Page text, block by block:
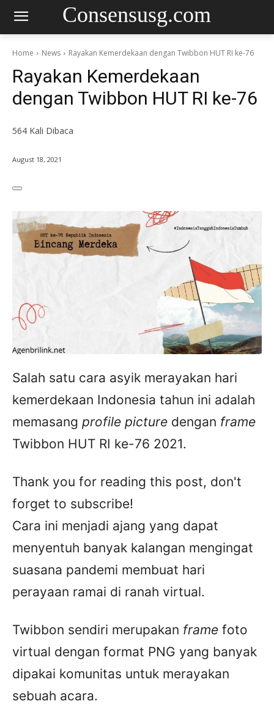
Consensusg.com
Home News Rayakan Kemerdekaan dengan Twibbon HUT RI ke-76
Rayakan Kemerdekaan
dengan Twibbon HUT RI ke-76
564 Kali Dibaca
August 18, 2021
Salah satu cara asyik merayakan hari
kemerdekaan Indonesia tahun ini adalah
memasang profile picture dengan frame
Twibbon HUT RI ke-76 2021.
Thank you for reading this post, don't
forget to subscribe!
Cara ini menjadi ajang yang dapat
menyentuh banyak kalangan mengingat
suasana pandemi membuat hari
perayaan ramai di ranah virtual.
Twibbon sendiri merupakan frame foto
virtual dengan format PNG yang banyak
dipakai komunitas untuk merayakan
sebuah acara.